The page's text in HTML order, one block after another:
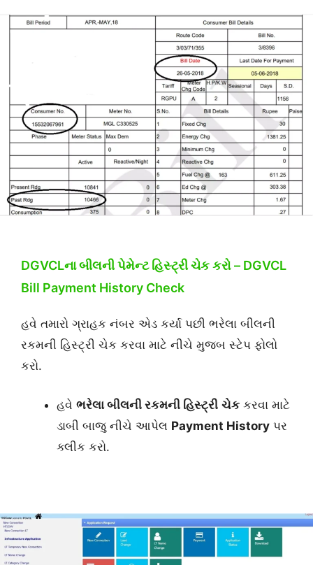
DGVCLના બીલનીપેમેન્ટ હિસ્ટ્રીચેક કરો – DGVCL
Bill Payment History Check
હવે તમારો ગ્રાહક નંબર એડ કર્યા પછી ભરેલા બીલની
રકમની હિસ્ટ્રી ચેક કરવા માટે નીચે મુજબ સ્ટેપ ફોલો
કરો.
હવે ભરેલા બીલની રકમની હિસ્ટ્રી ચેક કરવા માટે
ડાબી બાજુ નીચે આપેલ Payment History પર
ક્લીક કરો.